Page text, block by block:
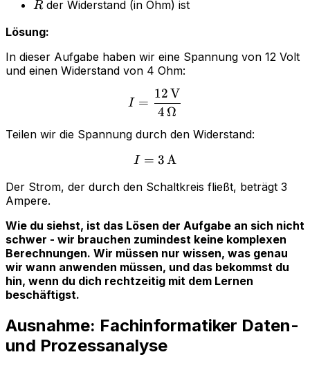
R
Rder Widerstand (in Ohm) ist
Lösung:
In dieser Aufgabe haben wir eine Spannung von 12 Volt
und einen Widerstand von 4 Ohm:
I = \frac{12 \,
I =
4 Ω
12V
Teilen wir die Spannung durch den Widerstand:
I = 3 \, \mathrm{A}
I = 3A
Der Strom, der durch den Schaltkreis fließt, beträgt 3
Ampere.
Wie du siehst, ist das Lösen der Aufgabe an sich nicht
schwer - wir brauchen zumindest keine komplexen
Berechnungen. Wir müssen nur wissen, was genau
wir wann anwenden müssen, und das bekommst du
hin, wenn du dich rechtzeitig mit dem Lernen
beschäftigst.
Ausnahme: Fachinformatiker Daten-
und Prozessanalyse